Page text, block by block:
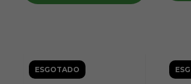
ESGOTADO